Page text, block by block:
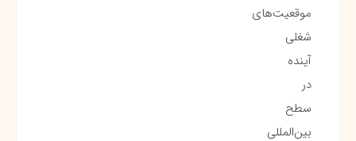
موقعیت‌های
شغلی
آینده
در
سطح
بین‌المللی